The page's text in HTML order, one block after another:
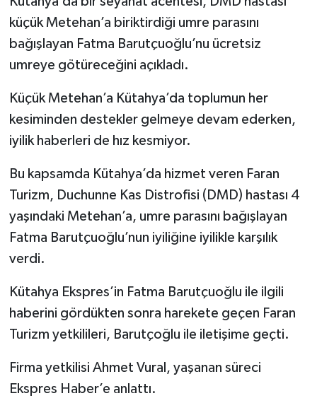
küçük Metehan’a biriktirdiği umre parasını
bağışlayan Fatma Barutçuoğlu’nu ücretsiz
umreye götüreceğini açıkladı.
Küçük Metehan’a Kütahya’da toplumun her
kesiminden destekler gelmeye devam ederken,
iyilik haberleri de hız kesmiyor.
Bu kapsamda Kütahya’da hizmet veren Faran
Turizm, Duchunne Kas Distrofisi (DMD) hastası 4
yaşındaki Metehan’a, umre parasını bağışlayan
Fatma Barutçuoğlu’nun iyiliğine iyilikle karşılık
verdi.
Kütahya Ekspres’in Fatma Barutçuoğlu ile ilgili
haberini gördükten sonra harekete geçen Faran
Turizm yetkilileri, Barutçoğlu ile iletişime geçti.
Firma yetkilisi Ahmet Vural, yaşanan süreci
Ekspres Haber’e anlattı.
Köşe Yazıları
Kültür Sanat
Kütahya
Magazin
Otomobil
Politika
Resmi İlan
Sağlık